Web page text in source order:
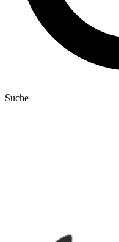
Suche